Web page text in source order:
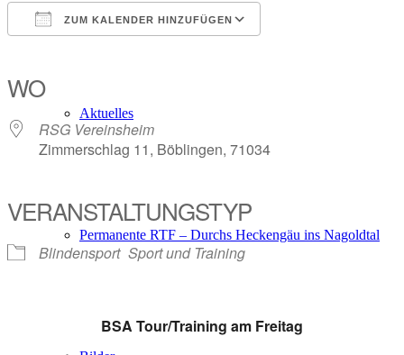
Aktuelles
Permanente RTF – Durchs Heckengäu ins Nagoldtal
ZUM KALENDER HINZUFÜGEN
WO
RSG Vereinsheim
Zimmerschlag 11, Böblingen, 71034
VERANSTALTUNGSTYP
Blindensport Sport und Training
BSA Tour/Training am Freitag